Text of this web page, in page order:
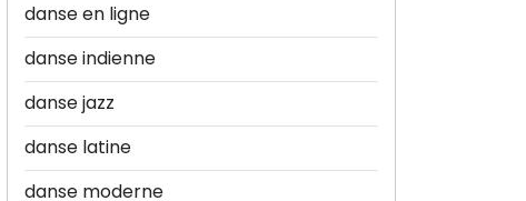
danse en ligne
danse indienne
danse jazz
danse latine
danse moderne